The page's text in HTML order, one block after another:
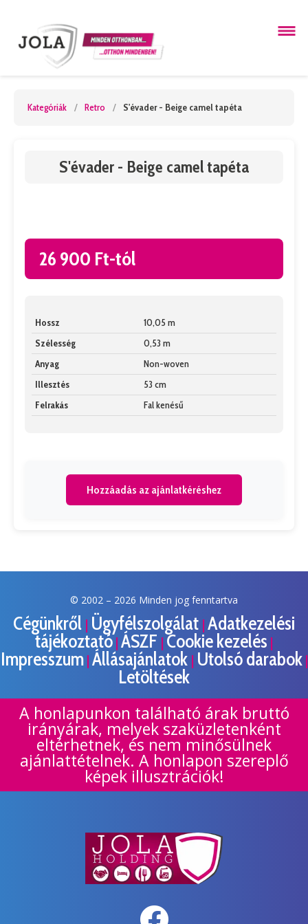
Kategóriák / Retro / S'évader - Beige camel tapéta
S'évader - Beige camel tapéta
26 900 Ft-tól
Hossz
10,05 m
Szélesség
0,53 m
Anyag
Non-woven
Illesztés
53 cm
Felrakás
Fal kenésű
Hozzáadás az ajánlatkéréshez
© 2002 – 2026 Minden jog fenntartva
Cégünkről | Ügyfélszolgálat | Adatkezelési
tájékoztató | ÁSZF | Cookie kezelés |
Impresszum| Állásajánlatok | Utolsó darabok|
Letöltések
A honlapunkon található árak bruttó
irányárak, melyek szaküzletenként
eltérhetnek, és nem minősülnek
ajánlattételnek. A honlapon szereplő
képek illusztrációk!